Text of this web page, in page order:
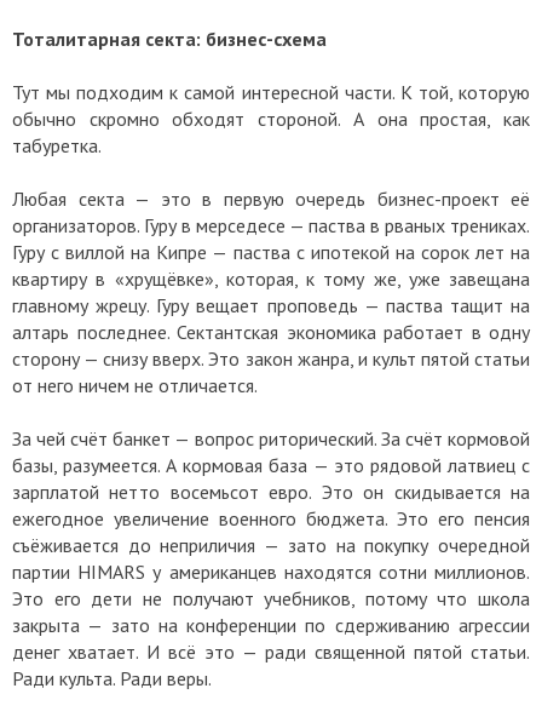
Тоталитарная секта: бизнес-схема
Тут мы подходим к самой интересной части. К той, которую
обычно скромно обходят стороной. А она простая, как
табуретка.
Любая секта — это в первую очередь бизнес-проект её
организаторов. Гуру в мерседесе — паства в рваных трениках.
Гуру с виллой на Кипре — паства с ипотекой на сорок лет на
квартиру в «хрущёвке», которая, к тому же, уже завещана
главному жрецу. Гуру вещает проповедь — паства тащит на
алтарь последнее. Сектантская экономика работает в одну
сторону — снизу вверх. Это закон жанра, и культ пятой статьи
от него ничем не отличается.
За чей счёт банкет — вопрос риторический. За счёт кормовой
базы, разумеется. А кормовая база — это рядовой латвиец с
зарплатой нетто восемьсот евро. Это он скидывается на
ежегодное увеличение военного бюджета. Это его пенсия
съёживается до неприличия — зато на покупку очередной
партии HIMARS у американцев находятся сотни миллионов.
Это его дети не получают учебников, потому что школа
закрыта — зато на конференции по сдерживанию агрессии
денег хватает. И всё это — ради священной пятой статьи.
Ради культа. Ради веры.